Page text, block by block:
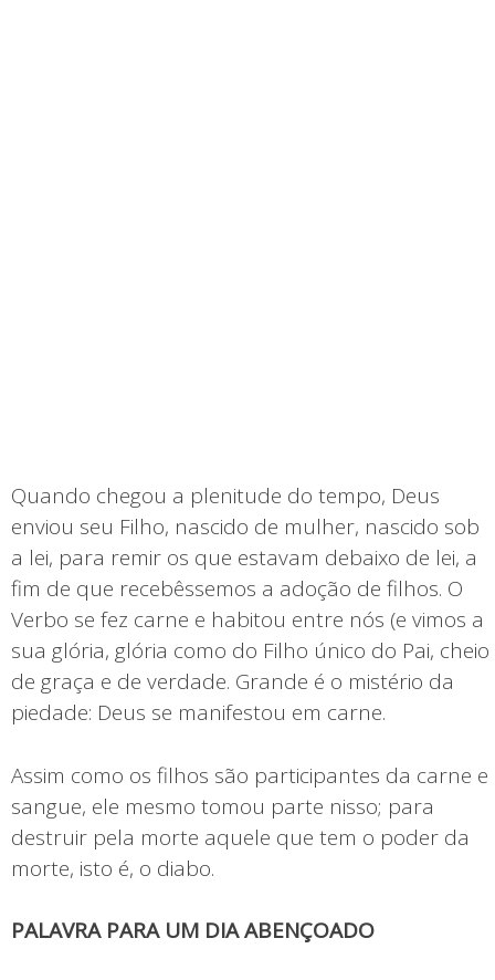
Quando chegou a plenitude do tempo, Deus
enviou seu Filho, nascido de mulher, nascido sob
a lei, para remir os que estavam debaixo de lei, a
fim de que recebêssemos a adoção de filhos. O
Verbo se fez carne e habitou entre nós (e vimos a
sua glória, glória como do Filho único do Pai, cheio
de graça e de verdade. Grande é o mistério da
piedade: Deus se manifestou em carne.
Assim como os filhos são participantes da carne e
sangue, ele mesmo tomou parte nisso; para
destruir pela morte aquele que tem o poder da
morte, isto é, o diabo.
PALAVRA PARA UM DIA ABENÇOADO